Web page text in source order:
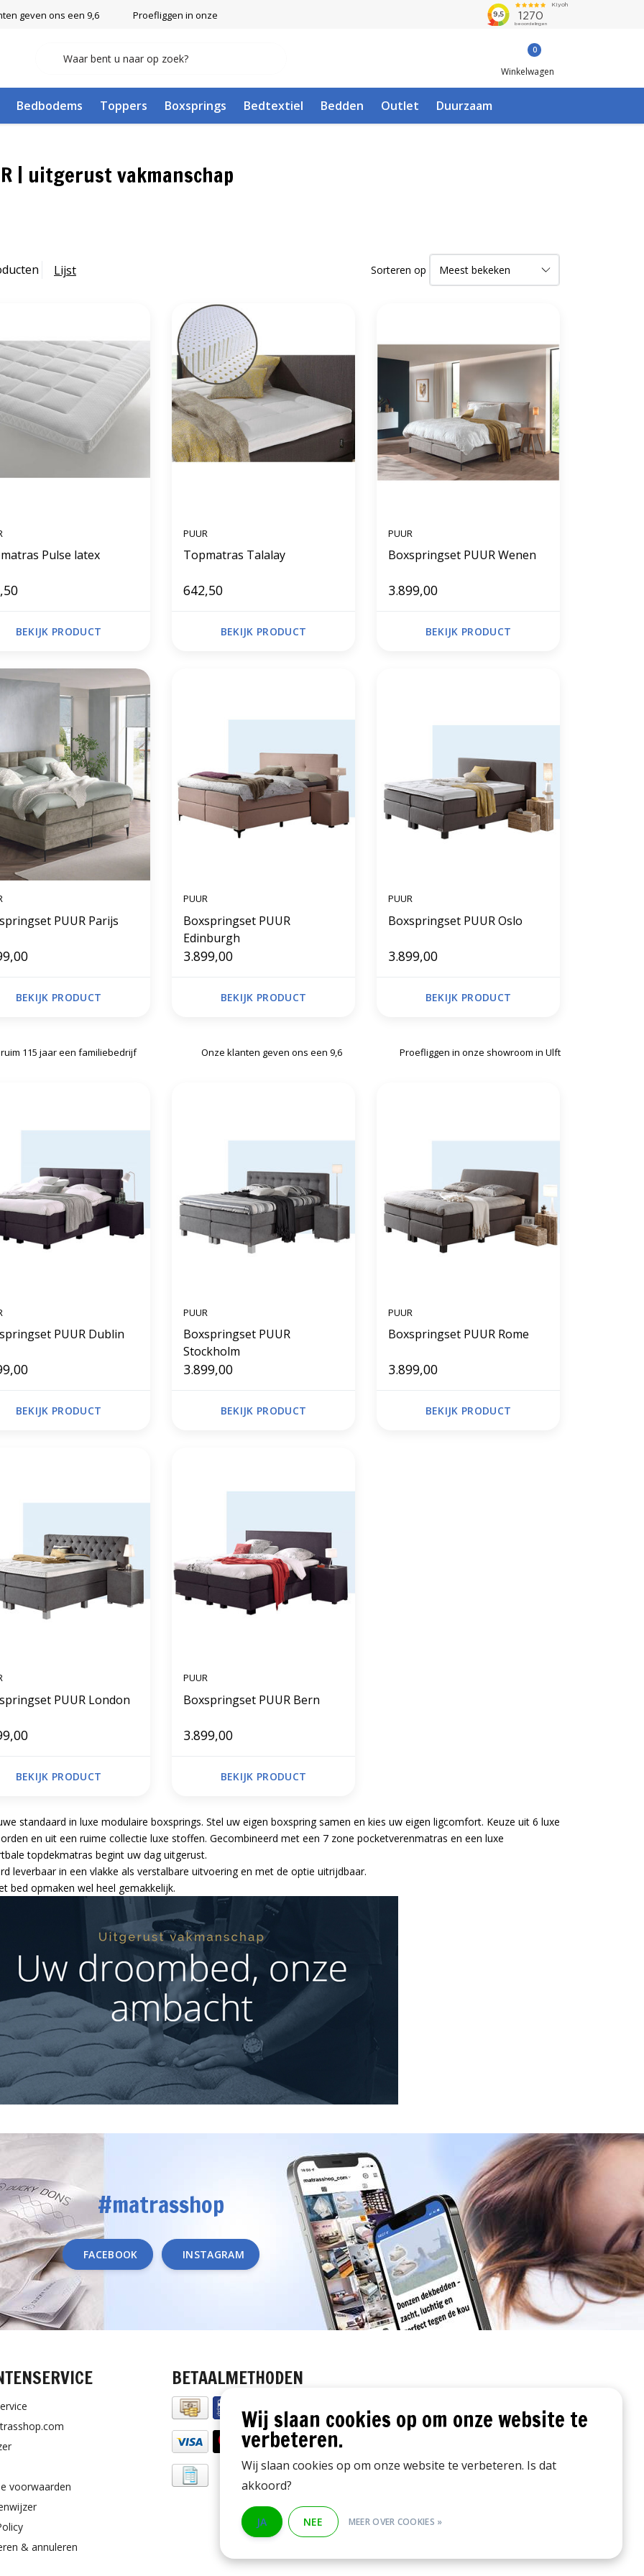
geven ons een 9,6 Proefliggen in onze showroom in Ulft
0
Winkelwagen
Bedbodems Toppers Boxsprings Bedtextiel Bedden Outlet Duurzaam
| uitgerust vakmanschap
Lijst Sorteren op
Pulse latex
BEKIJK PRODUCT
PUUR
Topmatras Talalay
642,50
BEKIJK PRODUCT
PUUR
Boxspringset PUUR Wenen
3.899,00
BEKIJK PRODUCT
Boxspringset PUUR Parijs
BEKIJK PRODUCT
PUUR
Boxspringset PUUR
Edinburgh
3.899,00
BEKIJK PRODUCT
PUUR
Boxspringset PUUR Oslo
3.899,00
BEKIJK PRODUCT
115 jaar een familiebedrijf Onze klanten geven ons een 9,6 Proefliggen in onze showroom in Ulft
Boxspringset PUUR Dublin
BEKIJK PRODUCT
PUUR
Boxspringset PUUR
Stockholm
3.899,00
BEKIJK PRODUCT
PUUR
Boxspringset PUUR Rome
3.899,00
BEKIJK PRODUCT
Boxspringset PUUR London
BEKIJK PRODUCT
PUUR
Boxspringset PUUR Bern
3.899,00
BEKIJK PRODUCT
standaard in luxe modulaire boxsprings. Stel uw eigen boxspring samen en kies uw eigen ligcomfort. Keuze uit 6 luxe
en uit een ruime collectie luxe stoffen. Gecombineerd met een 7 zone pocketverenmatras en een luxe
topdekmatras begint uw dag uitgerust.
leverbaar in een vlakke als verstalbare uitvoering en met de optie uitrijdbaar.
bed opmaken wel heel gemakkelijk.
#matrasshop
FACEBOOK INSTAGRAM
voorwaarden
& annuleren
BETAALMETHODEN
Wij slaan cookies op om onze website te
verbeteren.
Wij slaan cookies op om onze website te verbeteren. Is dat
akkoord?
JA NEE MEER OVER COOKIES »